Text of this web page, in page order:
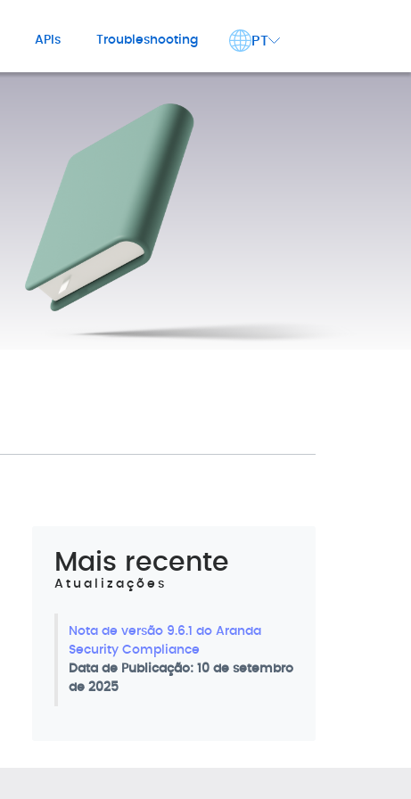
APIs Troubleshooting PT
Mais recente
Atualizações
Nota de versão 9.6.1 do Aranda
Security Compliance
Data de Publicação: 10 de setembro
de 2025